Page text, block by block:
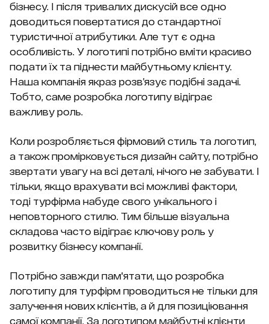
бізнесу. І після тривалих дискусій все одно
доводиться повертатися до стандартної
туристичної атрибутики. Але тут є одна
особливість. У логотипі потрібно вміти красиво
подати їх та піднести майбутньому клієнту.
Наша компанія якраз розв’язує подібні задачі.
Тобто, саме розробка логотипу відіграє
важливу роль.
Коли розробляється фірмовий стиль та логотип,
а також промірковується дизайн сайту, потрібно
звертати увагу на всі деталі, нічого не забувати. І
тільки, якщо врахувати всі можливі фактори,
тоді турфірма набуде свого унікального і
неповторного стилю. Тим більше візуальна
складова часто відіграє ключову роль у
розвитку бізнесу компанії.
Потрібно завжди пам'ятати, що розробка
логотипу для турфірм проводиться не тільки для
залучення нових клієнтів, а й для позиціювання
самої компанії. За логотипом майбутні клієнти